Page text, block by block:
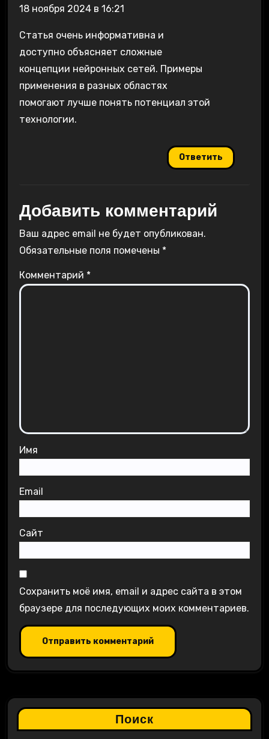
18 ноября 2024 в 16:21
Статья очень информативна и
доступно объясняет сложные
концепции нейронных сетей. Примеры
применения в разных областях
помогают лучше понять потенциал этой
технологии.
Ответить
Добавить комментарий
Ваш адрес email не будет опубликован.
Обязательные поля помечены *
Комментарий *
Имя
Email
Сайт
Сохранить моё имя, email и адрес сайта в этом
браузере для последующих моих комментариев.
Поиск